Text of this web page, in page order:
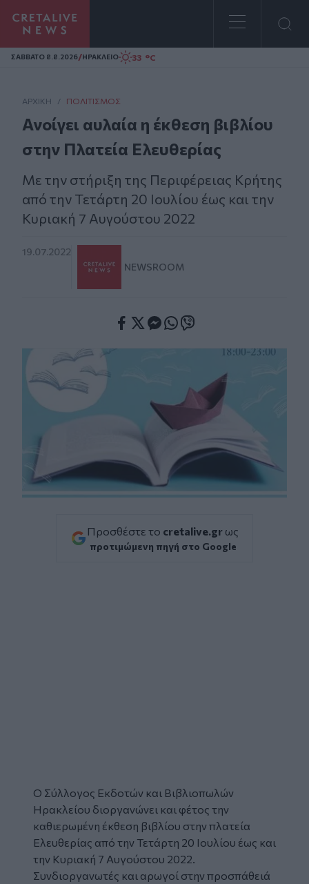
Homepage
ΣAΒΒΑΤΟ 8.8.2026/ΗΡΑΚΛΕΙΟ 33 °C
ΑΡΧΙΚΗ / ΠΟΛΙΤΙΣΜΌΣ
Ανοίγει αυλαία η έκθεση βιβλίου
στην Πλατεία Ελευθερίας
Με την στήριξη της Περιφέρειας Κρήτης
από την Τετάρτη 20 Ιουλίου έως και την
Κυριακή 7 Αυγούστου 2022
19.07.2022
NEWSROOM
Προσθέστε το cretalive.gr ως
προτιμώμενη πηγή στο Google
Ο Σύλλογος Εκδοτών και Βιβλιοπωλών
Ηρακλείου διοργανώνει και φέτος την
καθιερωμένη έκθεση βιβλίου στην πλατεία
Ελευθερίας από την Τετάρτη 20 Ιουλίου έως και
την Κυριακή 7 Αυγούστου 2022.
Συνδιοργανωτές και αρωγοί στην προσπάθειά